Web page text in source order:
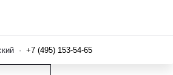
· +7 (495) 153-54-65